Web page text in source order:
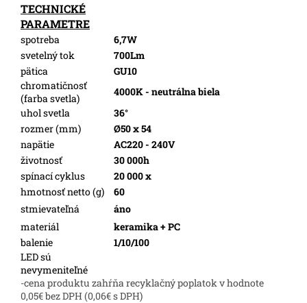
TECHNICKÉ
PARAMETRE
spotreba
6,7W
svetelný tok
700Lm
pätica
GU10
chromatičnosť
(farba svetla)
4000K - neutrálna biela
uhol svetla
36°
rozmer (mm)
Ø50 x 54
napätie
AC220 - 240V
životnosť
30 000h
spínací cyklus
20 000 x
hmotnosť netto (g)
60
stmievateľná
áno
materiál
keramika + PC
balenie
1/10/100
LED sú
nevymeniteľné
-cena produktu zahŕňa recyklačný poplatok v hodnote
0,05€ bez DPH (0,06€ s DPH)